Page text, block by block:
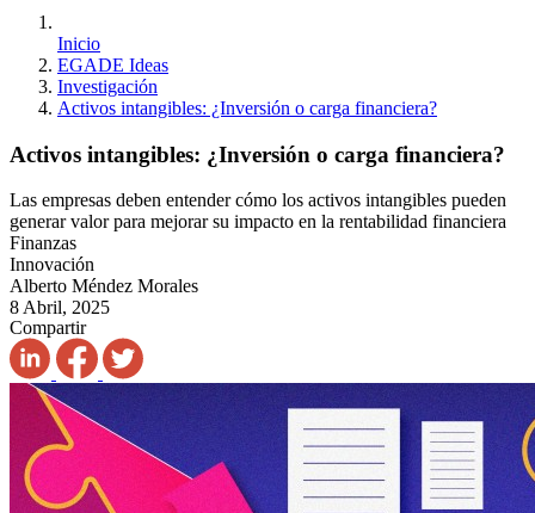
Inicio
EGADE Ideas
Investigación
Activos intangibles: ¿Inversión o carga financiera?
Activos intangibles: ¿Inversión o carga financiera?
Las empresas deben entender cómo los activos intangibles pueden
generar valor para mejorar su impacto en la rentabilidad financiera
Finanzas
Innovación
Alberto Méndez Morales
8 Abril, 2025
Compartir